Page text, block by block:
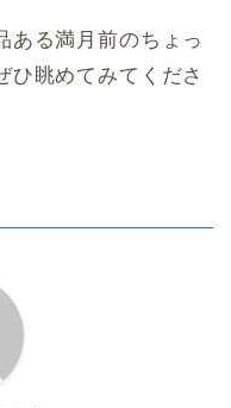
ある満月前のちょっ
ひ眺めてみてくださ